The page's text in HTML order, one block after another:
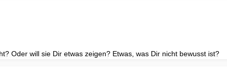
Oder will sie Dir etwas zeigen? Etwas, was Dir nicht bewusst ist?